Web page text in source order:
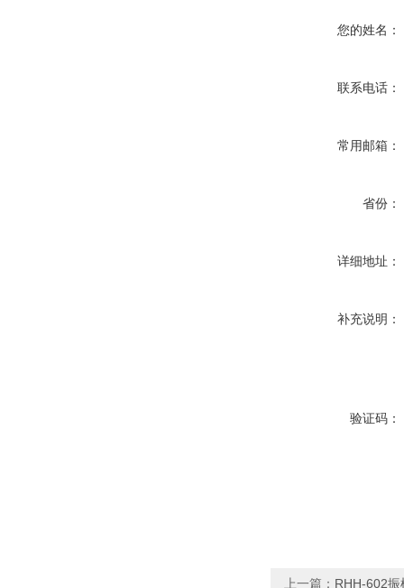
您的姓名：
联系电话：
常用邮箱：
省份：
详细地址：
补充说明：
验证码：
上一篇： RHH-602